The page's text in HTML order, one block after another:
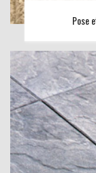
Pose